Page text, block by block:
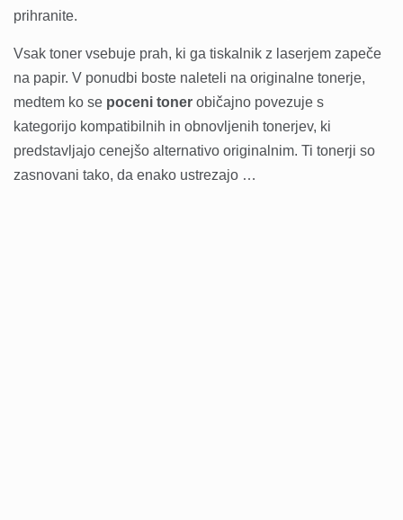
prihranite.
Vsak toner vsebuje prah, ki ga tiskalnik z laserjem zapeče
na papir. V ponudbi boste naleteli na originalne tonerje,
medtem ko se poceni toner običajno povezuje s
kategorijo kompatibilnih in obnovljenih tonerjev, ki
predstavljajo cenejšo alternativo originalnim. Ti tonerji so
zasnovani tako, da enako ustrezajo …